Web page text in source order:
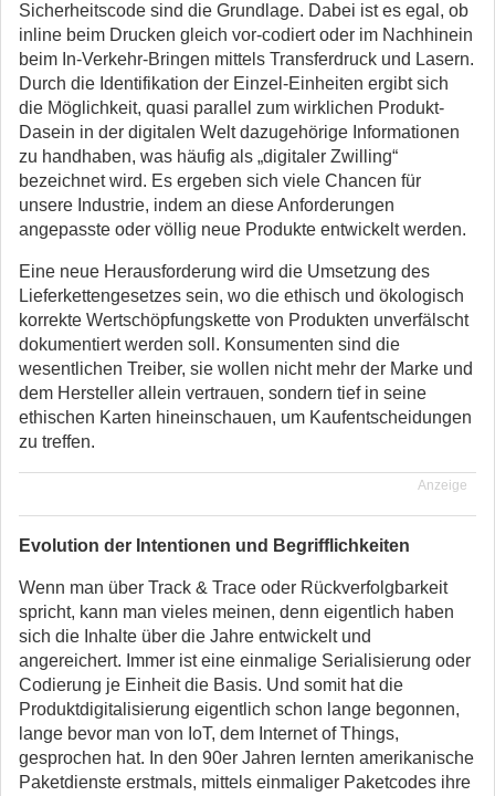
Sicherheitscode sind die Grundlage. Dabei ist es egal, ob
inline beim Drucken gleich vor-codiert oder im Nachhinein
beim In-Verkehr-Bringen mittels Transferdruck und Lasern.
Durch die Identifikation der Einzel-Einheiten ergibt sich
die Möglichkeit, quasi parallel zum wirklichen Produkt-
Dasein in der digitalen Welt dazugehörige Informationen
zu handhaben, was häufig als „digitaler Zwilling“
bezeichnet wird. Es ergeben sich viele Chancen für
unsere Industrie, indem an diese Anforderungen
angepasste oder völlig neue Produkte entwickelt werden.
Eine neue Herausforderung wird die Umsetzung des
Lieferkettengesetzes sein, wo die ethisch und ökologisch
korrekte Wertschöpfungskette von Produkten unverfälscht
dokumentiert werden soll. Konsumenten sind die
wesentlichen Treiber, sie wollen nicht mehr der Marke und
dem Hersteller allein vertrauen, sondern tief in seine
ethischen Karten hineinschauen, um Kaufentscheidungen
zu treffen.
Anzeige
Evolution der Intentionen und Begrifflichkeiten
Wenn man über Track & Trace oder Rückverfolgbarkeit
spricht, kann man vieles meinen, denn eigentlich haben
sich die Inhalte über die Jahre entwickelt und
angereichert. Immer ist eine einmalige Serialisierung oder
Codierung je Einheit die Basis. Und somit hat die
Produktdigitalisierung eigentlich schon lange begonnen,
lange bevor man von IoT, dem Internet of Things,
gesprochen hat. In den 90er Jahren lernten amerikanische
Paketdienste erstmals, mittels einmaliger Paketcodes ihre